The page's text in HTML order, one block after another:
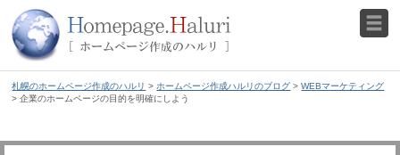
札幌のホームページ作成のハルリ > ホームページ作成ハルリのブログ >WEBマーケティング
> 企業のホームページの目的を明確にしよう